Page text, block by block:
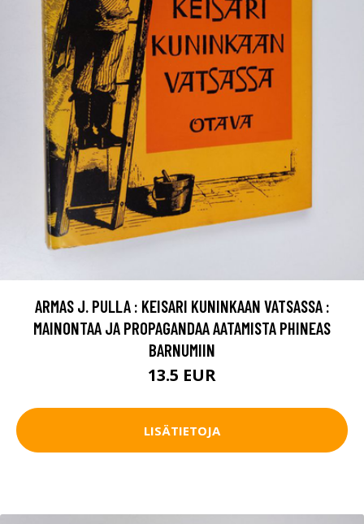
ARMAS J. PULLA : KEISARI KUNINKAAN VATSASSA :
MAINONTAA JA PROPAGANDAA AATAMISTA PHINEAS
BARNUMIIN
13.5 EUR
LISÄTIETOJA